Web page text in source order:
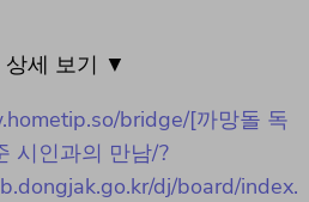
상세 보기 ▼
bridge/[까망돌 독
시인과의 만남/?
dj/board/index.